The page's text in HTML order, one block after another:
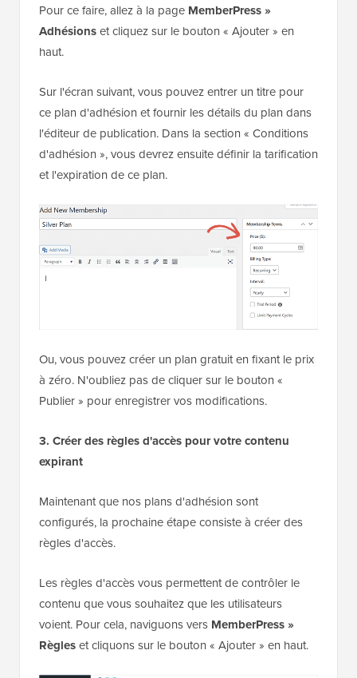
Pour ce faire, allez à la page MemberPress »
Adhésionset cliquez sur le bouton « Ajouter » en
haut.
Sur l'écran suivant, vous pouvez entrer un titre pour
ce plan d'adhésion et fournir les détails du plan dans
l'éditeur de publication. Dans la section « Conditions
d'adhésion », vous devrez ensuite définir la tarification
et l'expiration de ce plan.
Ou, vous pouvez créer un plan gratuit en fixant le prix
à zéro. N'oubliez pas de cliquer sur le bouton «
Publier » pour enregistrer vos modifications.
3. Créer des règles d'accès pour votre contenu
expirant
Maintenant que nos plans d'adhésion sont
configurés, la prochaine étape consiste à créer des
règles d'accès.
Les règles d'accès vous permettent de contrôler le
contenu que vous souhaitez que les utilisateurs
voient. Pour cela, naviguons vers MemberPress »
Règleset cliquons sur le bouton « Ajouter » en haut.